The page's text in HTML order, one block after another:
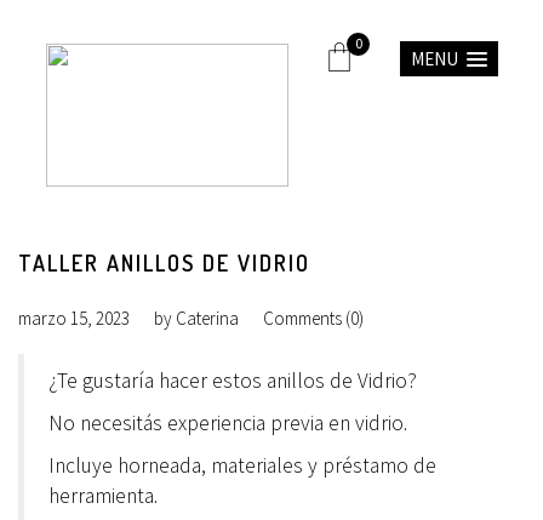
MENU
0
TALLER ANILLOS DE VIDRIO
marzo 15, 2023 by Caterina Comments (0)
¿Te gustaría hacer estos anillos de Vidrio?
No necesitás experiencia previa en vidrio.
Incluye horneada, materiales y préstamo de
herramienta.